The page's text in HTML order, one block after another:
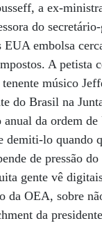
a ex-
do
embolsa
A petista
músico
do Brasil na
anual da ordem
demiti-lo quando
de pressão
gente vê
da OEA, sobre
da